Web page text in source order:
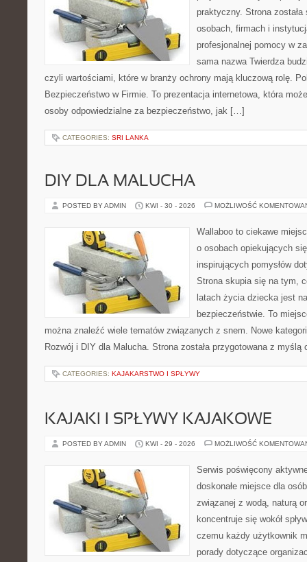
praktyczny. Strona
osobach, firmach i
profesjonalnej pomocy w
sama nazwa Twierdza
czyli wartościami, które w branży ochrony mają kluczową rolę.
Bezpieczeństwo w Firmie. To prezentacja internetowa, która
osoby odpowiedzialne za bezpieczeństwo, jak […]
CATEGORIES: SRI LANKA
DIY DLA MALUCHA
POSTED BY ADMIN KWI - 30 - 2026 MOŻLIWOŚĆ
Wallaboo to ciekawe
o osobach opiekujących
inspirujących pomysłów
Strona skupia się na tym,
latach życia dziecka jest
bezpieczeństwie. To
można znaleźć wiele tematów związanych z snem. Nowe
Rozwój i DIY dla Malucha. Strona została przygotowana z
CATEGORIES: KAJAKARSTWO I SPŁYWY
KAJAKI I SPŁYWY KAJAKOWE
POSTED BY ADMIN KWI - 29 - 2026 MOŻLIWOŚĆ
Serwis poświęcony
doskonałe miejsce dla
związanej z wodą, naturą
koncentruje się wokół
czemu każdy użytkownik
porady dotyczące